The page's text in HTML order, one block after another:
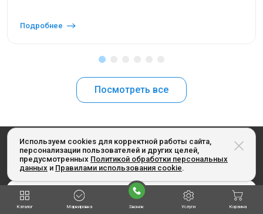
Подробнее
Посмотреть все
Используем cookies для корректной работы сайта,
персонализации пользователей и других целей,
предусмотренных Политикой обработки персональных
данных и Правилами использования cookie.
Получайте наши специальные предложения
первыми: подпишитесь на рассылку
Каталог Маркировка Звонок Услуги Корзина